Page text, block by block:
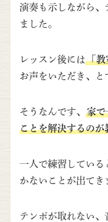
演奏も示しながら、
ました。
レッスン後には「教
お声をいただき、と
そうなんです、
家で
ことを解決するのが
一人で練習している
かないことが出てき
テンポが取れない